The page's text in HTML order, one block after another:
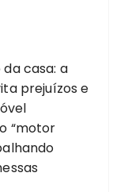
casa: a
prejuízos e
“motor